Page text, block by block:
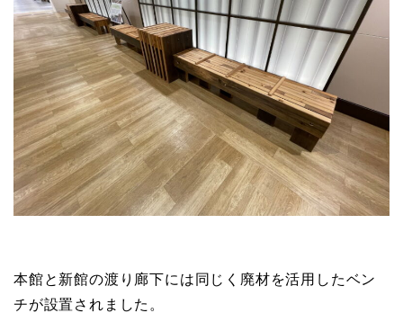
本館と新館の渡り廊下には同じく廃材を活用したベン
チが設置されました。